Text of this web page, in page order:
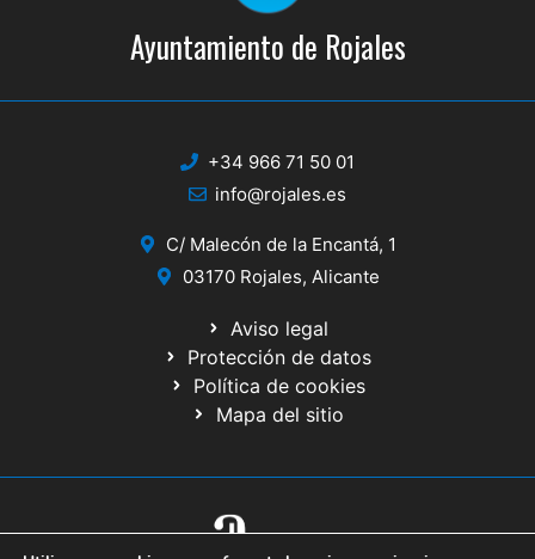
Ayuntamiento de Rojales
+34 966 71 50 01
info@rojales.es
C/ Malecón de la Encantá, 1
03170 Rojales, Alicante
Aviso legal
Protección de datos
Política de cookies
Mapa del sitio